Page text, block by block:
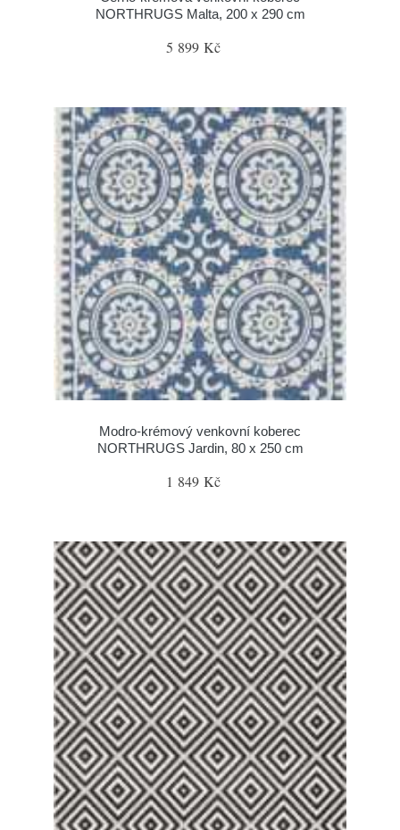
NORTHRUGS Malta, 200 x 290 cm
5 899 Kč
Modro-krémový venkovní koberec
NORTHRUGS Jardin, 80 x 250 cm
1 849 Kč